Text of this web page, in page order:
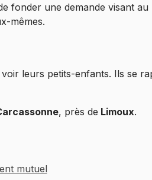
fonder une demande visant au
mêmes.
leurs petits-enfants. Ils se
, près de Limoux.
mutuel